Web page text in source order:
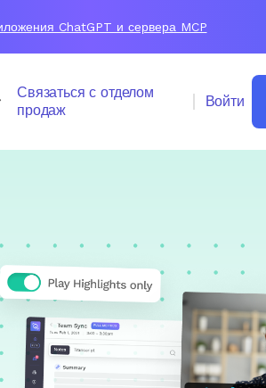
ChatGPT и сервера MCP
Связаться с отделом
продаж
Войти